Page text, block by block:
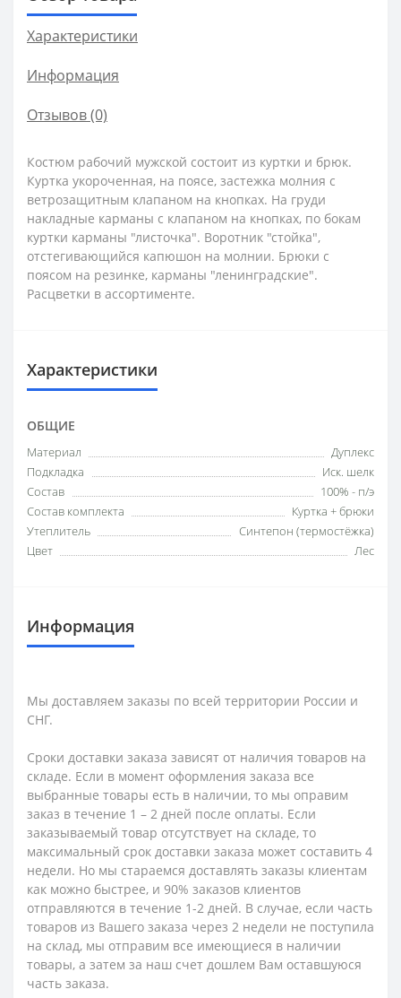
Характеристики
Информация
Отзывов (0)
Костюм рабочий мужской состоит из куртки и брюк.
Куртка укороченная, на поясе, застежка молния с
ветрозащитным клапаном на кнопках. На груди
накладные карманы с клапаном на кнопках, по бокам
куртки карманы "листочка". Воротник "стойка",
отстегивающийся капюшон на молнии. Брюки с
поясом на резинке, карманы "ленинградские".
Расцветки в ассортименте.
Характеристики
ОБЩИЕ
Материал
Дуплекс
Подкладка
Иск. шелк
Состав
100% - п/э
Состав комплекта
Куртка + брюки
Утеплитель
Синтепон (термостёжка)
Цвет
Лес
Информация
Мы доставляем заказы по всей территории России и
СНГ.
Сроки доставки заказа зависят от наличия товаров на
складе. Если в момент оформления заказа все
выбранные товары есть в наличии, то мы оправим
заказ в течение 1 – 2 дней после оплаты. Если
заказываемый товар отсутствует на складе, то
максимальный срок доставки заказа может составить 4
недели. Но мы стараемся доставлять заказы клиентам
как можно быстрее, и 90% заказов клиентов
отправляются в течение 1-2 дней. В случае, если часть
товаров из Вашего заказа через 2 недели не поступила
на склад, мы отправим все имеющиеся в наличии
товары, а затем за наш счет дошлем Вам оставшуюся
часть заказа.